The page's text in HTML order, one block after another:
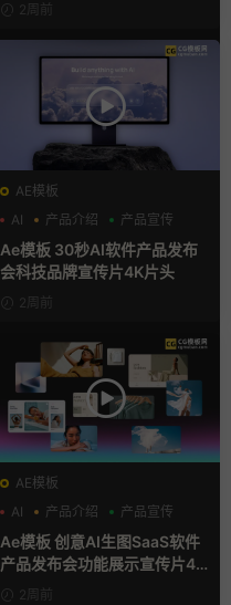
2周前
AE模板
AI
产品介绍 产品宣传
Ae模板 30秒AI软件产品发布
会科技品牌宣传片4K片头
2周前
AE模板
AI
产品介绍 产品宣传
Ae模板 创意AI生图SaaS软件
产品发布会功能展示宣传片4K
片头2周前